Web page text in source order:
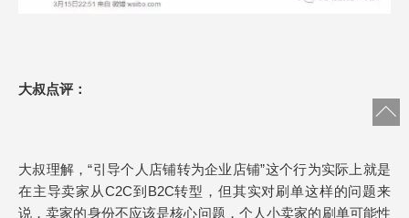
大叔点评：
大叔理解，“引导个人店铺转为企业店铺”这个行为实际上就是
在主导卖家从C2C到B2C转型，但其实对刷单这样的问题来
说，卖家的身份不应该是核心问题，个人小卖家的刷单可能性